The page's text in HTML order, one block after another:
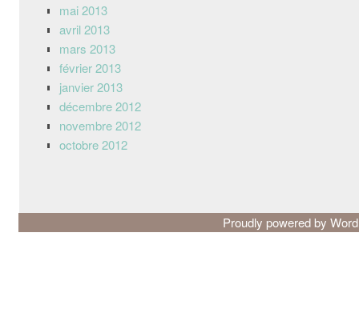
mai 2013
avril 2013
mars 2013
février 2013
janvier 2013
décembre 2012
novembre 2012
octobre 2012
Proudly powered by